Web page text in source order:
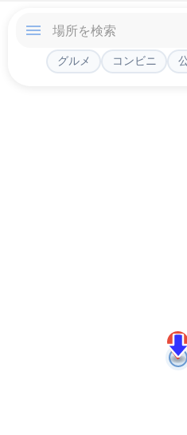
グルメ コンビニ